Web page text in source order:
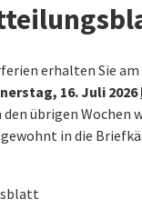
erhalten Sie am
16. Juli 2026
übrigen Wochen
in die